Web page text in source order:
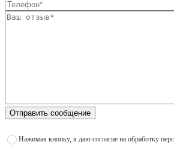
Отправить сообщение
Нажимая кнопку, я даю согласие на обработку